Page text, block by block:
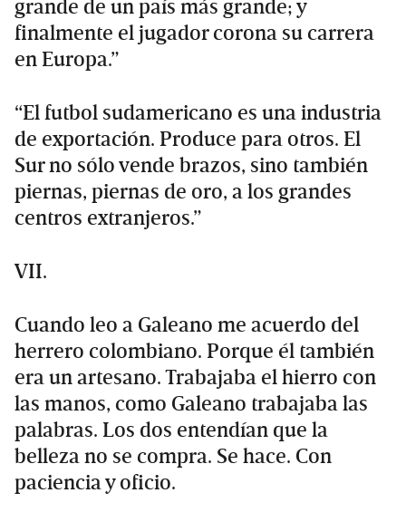
grande de un país más grande; y
finalmente el jugador corona su carrera
en Europa.”
“El futbol sudamericano es una industria
de exportación. Produce para otros. El
Sur no sólo vende brazos, sino también
piernas, piernas de oro, a los grandes
centros extranjeros.”
VII.
Cuando leo a Galeano me acuerdo del
herrero colombiano. Porque él también
era un artesano. Trabajaba el hierro con
las manos, como Galeano trabajaba las
palabras. Los dos entendían que la
belleza no se compra. Se hace. Con
paciencia y oficio.